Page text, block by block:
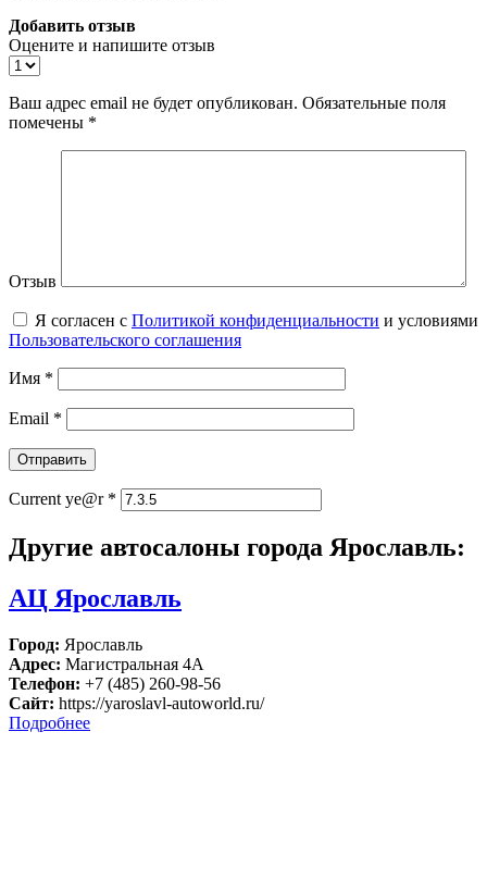
Добавить отзыв
Оцените и напишите отзыв
Ваш адрес email не будет опубликован. Обязательные поля
помечены *
Отзыв
Я согласен с Политикой конфиденциальности и условиями
Пользовательского соглашения
Имя *
Email *
Current ye@r *
Другие автосалоны города Ярославль:
АЦ Ярославль
Город: Ярославль
Адрес: Магистральная 4А
Телефон: +7 (485) 260-98-56
Сайт: https://yaroslavl-autoworld.ru/
Подробнее